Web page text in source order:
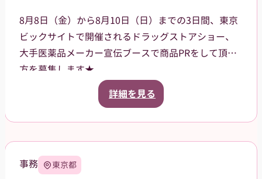
8月8日（金）から8月10日（日）までの3日間、東京
ビックサイトで開催されるドラッグストアショー、
大手医薬品メーカー宣伝ブースで商品PRをして頂く
方を募集します★
ご案内いただく商品は、CMなどでも知名度がある有
名な商品です。来場されたお客様に、お声掛けやサ
就業前にオンラインでの研修ありますので、初めて
詳細を見る
事務 東京都